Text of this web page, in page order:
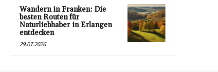
Wandern in Franken: Die
besten Routen für
Naturliebhaber in Erlangen
entdecken
29.07.2026